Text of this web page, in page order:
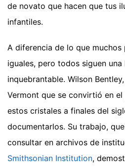
de novato que hacen que tus
infantiles.
A diferencia de lo que muchos
iguales, pero todos siguen una
inquebrantable. Wilson
Vermont que se convirtió en
estos cristales a finales del
documentarlos. Su trabajo,
consultar en archivos de
Smithsonian Institution,